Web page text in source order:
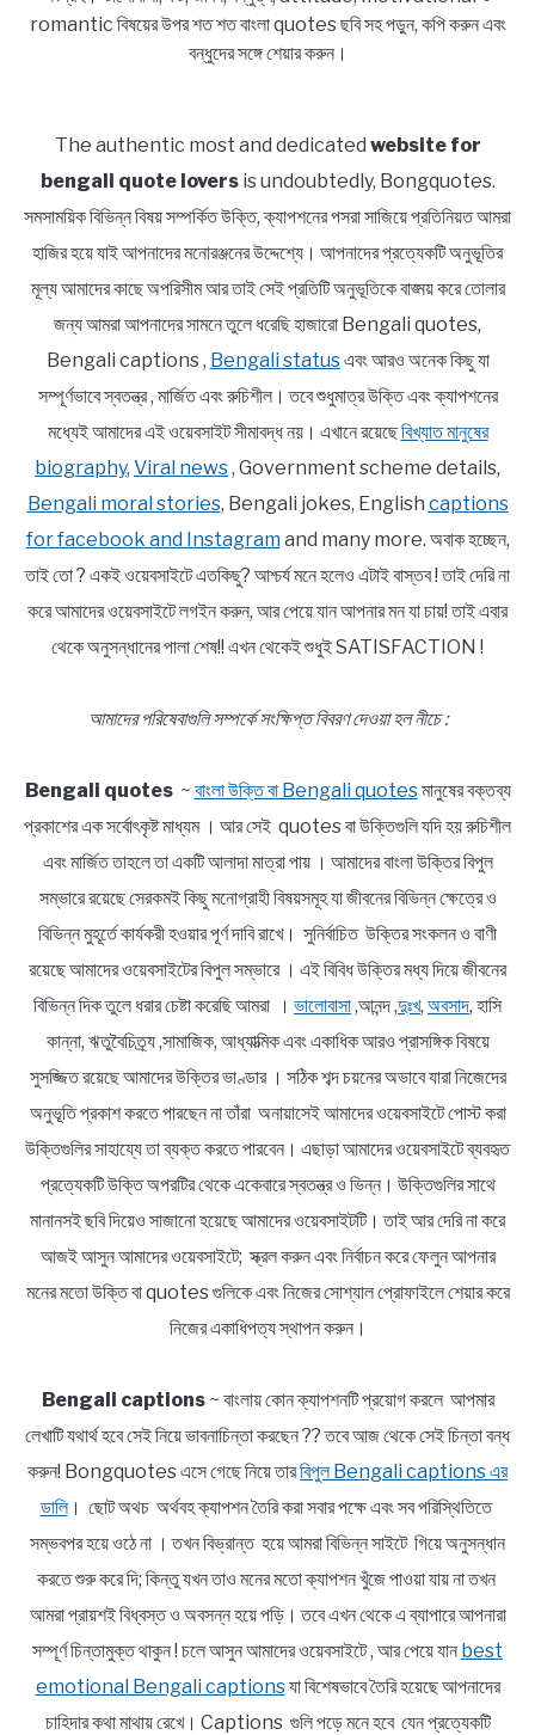
romantic বিষয়ের উপর শত শত বাংলা quotes ছবি সহ পড়ুন, কপি করুন এবং
বন্ধুদের সঙ্গে শেয়ার করুন।
The authentic most and dedicated website for
bengali quote loversis undoubtedly, Bongquotes.
সমসাময়িক বিভিন্ন বিষয় সম্পর্কিত উক্তি, ক্যাপশনের পসরা সাজিয়ে প্রতিনিয়ত আমরা
হাজির হয়ে যাই আপনাদের মনোরঞ্জনের উদ্দেশ্যে। আপনাদের প্রত্যেকটি অনুভূতির
মূল্য আমাদের কাছে অপরিসীম আর তাই সেই প্রতিটি অনুভূতিকে বাঙ্ময় করে তোলার
জন্য আমরা আপনাদের সামনে তুলে ধরেছি হাজারো Bengali quotes,
Bengali captions , Bengali statusএবং আরও অনেক কিছু যা
সম্পূর্ণভাবে স্বতন্ত্র , মার্জিত এবং রুচিশীল। তবে শুধুমাত্র উক্তি এবং ক্যাপশনের
মধ্যেই আমাদের এই ওয়েবসাইট সীমাবদ্ধ নয়। এখানে রয়েছেবিখ্যাত মানুষের
biography, Viral news, Government scheme details,
Bengali moral stories, Bengali jokes, English captions
for facebook and Instagram and many more. অবাক হচ্ছেন,
তাই তো ? একই ওয়েবসাইটে এতকিছু? আশ্চর্য মনে হলেও এটাই বাস্তব ! তাই দেরি না
করে আমাদের ওয়েবসাইটে লগইন করুন, আর পেয়ে যান আপনার মন যা চায়! তাই এবার
থেকে অনুসন্ধানের পালা শেষ!! এখন থেকেই শুধুই SATISFACTION !
আমাদের পরিষেবাগুলি সম্পর্কে সংক্ষিপ্ত বিবরণ দেওয়া হল নীচে :
Bengali quotes~ বাংলা উক্তি বা Bengali quotesমানুষের বক্তব্য
প্রকাশের এক সর্বোৎকৃষ্ট মাধ্যম । আর সেই quotes বা উক্তিগুলি যদি হয় রুচিশীল
এবং মার্জিত তাহলে তা একটি আলাদা মাত্রা পায় । আমাদের বাংলা উক্তির বিপুল
সম্ভারে রয়েছে সেরকমই কিছু মনোগ্রাহী বিষয়সমূহ যা জীবনের বিভিন্ন ক্ষেত্রে ও
বিভিন্ন মুহূর্তে কার্যকরী হওয়ার পূর্ণ দাবি রাখে। সুনির্বাচিত উক্তির সংকলন ও বাণী
রয়েছে আমাদের ওয়েবসাইটের বিপুল সম্ভারে । এই বিবিধ উক্তির মধ্য দিয়ে জীবনের
বিভিন্ন দিক তুলে ধরার চেষ্টা করেছি আমরা । ভালোবাসা,আনন্দ ,দুঃখ, অবসাদ, হাসি
কান্না, ঋতুবৈচিত্র্য ,সামাজিক, আধ্যাত্মিক এবং একাধিক আরও প্রাসঙ্গিক বিষয়ে
সুসজ্জিত রয়েছে আমাদের উক্তির ভাণ্ডার । সঠিক শব্দ চয়নের অভাবে যারা নিজেদের
অনুভূতি প্রকাশ করতে পারছেন না তাঁরা অনায়াসেই আমাদের ওয়েবসাইটে পোস্ট করা
উক্তিগুলির সাহায্যে তা ব্যক্ত করতে পারবেন। এছাড়া আমাদের ওয়েবসাইটে ব্যবহৃত
প্রত্যেকটি উক্তি অপরটির থেকে একেবারে স্বতন্ত্র ও ভিন্ন। উক্তিগুলির সাথে
মানানসই ছবি দিয়েও সাজানো হয়েছে আমাদের ওয়েবসাইটটি। তাই আর দেরি না করে
আজই আসুন আমাদের ওয়েবসাইটে; স্ক্রল করুন এবং নির্বাচন করে ফেলুন আপনার
মনের মতো উক্তি বা quotes গুলিকে এবং নিজের সোশ্যাল প্রোফাইলে শেয়ার করে
নিজের একাধিপত্য স্থাপন করুন।
Bengali captions~ বাংলায় কোন ক্যাপশনটি প্রয়োগ করলে আপমার
লেখাটি যথার্থ হবে সেই নিয়ে ভাবনাচিন্তা করছেন ?? তবে আজ থেকে সেই চিন্তা বন্ধ
করুন! Bongquotes এসে গেছে নিয়ে তারবিপুল Bengali captions এর
ডালি। ছোট অথচ অর্থবহ ক্যাপশন তৈরি করা সবার পক্ষে এবং সব পরিস্থিতিতে
সম্ভবপর হয়ে ওঠে না । তখন বিভ্রান্ত হয়ে আমরা বিভিন্ন সাইটে গিয়ে অনুসন্ধান
করতে শুরু করে দি; কিন্তু যখন তাও মনের মতো ক্যাপশন খুঁজে পাওয়া যায় না তখন
আমরা প্রায়শই বিধ্বস্ত ও অবসন্ন হয়ে পড়ি। তবে এখন থেকে এ ব্যাপারে আপনারা
সম্পূর্ণ চিন্তামুক্ত থাকুন ! চলে আসুন আমাদের ওয়েবসাইটে , আর পেয়ে যান best
emotional Bengali captionsযা বিশেষভাবে তৈরি হয়েছে আপনাদের
চাহিদার কথা মাথায় রেখে। Captions গুলি পড়ে মনে হবে যেন প্রত্যেকটি